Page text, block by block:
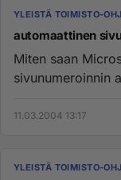
YLEISTÄ TOIMISTO-
automaattinen
Miten saan
sivunumeroinnin
11.03.2004 13:17
YLEISTÄ TOIMISTO-